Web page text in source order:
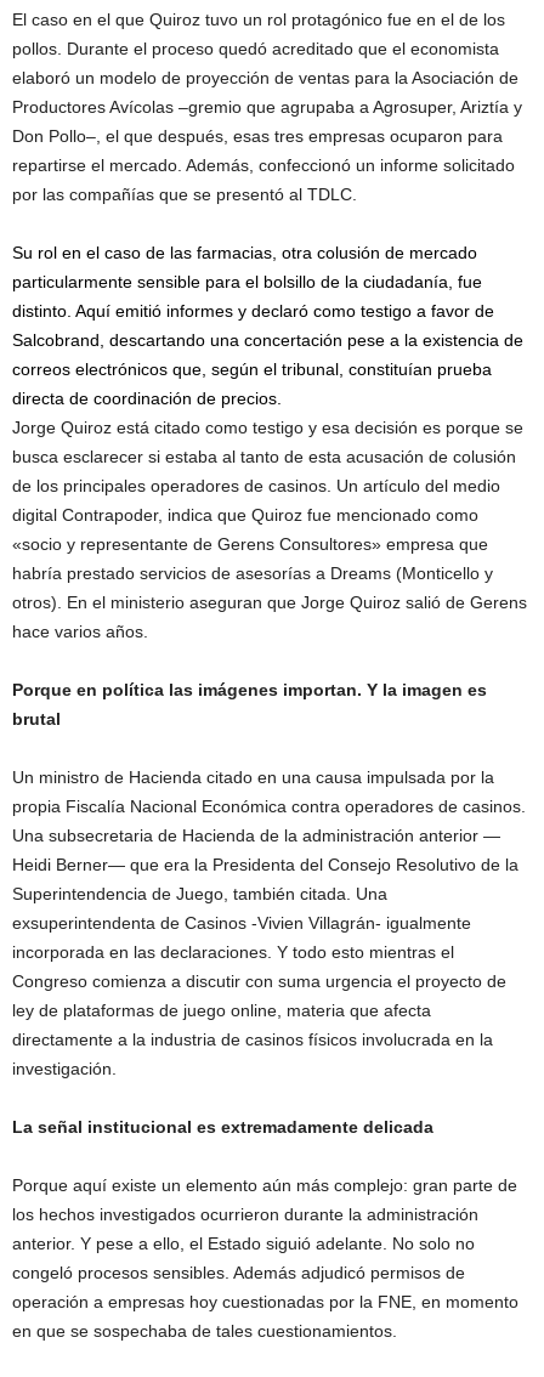
El caso en el que Quiroz tuvo un rol protagónico fue en el de los
pollos. Durante el proceso quedó acreditado que el economista
elaboró un modelo de proyección de ventas para la Asociación de
Productores Avícolas –gremio que agrupaba a Agrosuper, Ariztía y
Don Pollo–, el que después, esas tres empresas ocuparon para
repartirse el mercado. Además, confeccionó un informe solicitado
por las compañías que se presentó al TDLC.
Su rol en el caso de las farmacias, otra colusión de mercado
particularmente sensible para el bolsillo de la ciudadanía, fue
distinto. Aquí emitió informes y declaró como testigo a favor de
Salcobrand, descartando una concertación pese a la existencia de
correos electrónicos que, según el tribunal, constituían prueba
directa de coordinación de precios.
Jorge Quiroz está citado como testigo y esa decisión es porque se
busca esclarecer si estaba al tanto de esta acusación de colusión
de los principales operadores de casinos. Un artículo del medio
digital Contrapoder, indica que Quiroz fue mencionado como
«socio y representante de Gerens Consultores» empresa que
habría prestado servicios de asesorías a Dreams (Monticello y
otros). En el ministerio aseguran que Jorge Quiroz salió de Gerens
hace varios años.
Porque en política las imágenes importan. Y la imagen es
brutal
Un ministro de Hacienda citado en una causa impulsada por la
propia Fiscalía Nacional Económica contra operadores de casinos.
Una subsecretaria de Hacienda de la administración anterior —
Heidi Berner— que era la Presidenta del Consejo Resolutivo de la
Superintendencia de Juego, también citada. Una
exsuperintendenta de Casinos -Vivien Villagrán- igualmente
incorporada en las declaraciones. Y todo esto mientras el
Congreso comienza a discutir con suma urgencia el proyecto de
ley de plataformas de juego online, materia que afecta
directamente a la industria de casinos físicos involucrada en la
investigación.
La señal institucional es extremadamente delicada
Porque aquí existe un elemento aún más complejo: gran parte de
los hechos investigados ocurrieron durante la administración
anterior. Y pese a ello, el Estado siguió adelante. No solo no
congeló procesos sensibles. Además adjudicó permisos de
operación a empresas hoy cuestionadas por la FNE, en momento
en que se sospechaba de tales cuestionamientos.